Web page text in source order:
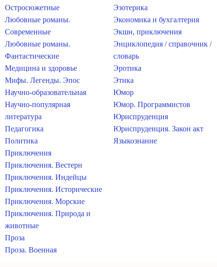
Остросюжетные
Любовные романы.
Современные
Любовные романы.
Фантастические
Медицина и здоровье
Мифы. Легенды. Эпос
Научно-образовательная
Научно-популярная
литература
Педагогика
Политика
Приключения
Приключения. Вестерн
Приключения. Индейцы
Приключения. Исторические
Приключения. Морские
Приключения. Природа и
животные
Проза
Проза. Военная
Эзотерика
Экономика и бухгалтерия
Экшн, приключения
Энциклопедия / справочник /
словарь
Эротика
Этика
Юмор
Юмор. Программистов
Юриспруденция
Юриспруденция. Закон акт
Языкознание